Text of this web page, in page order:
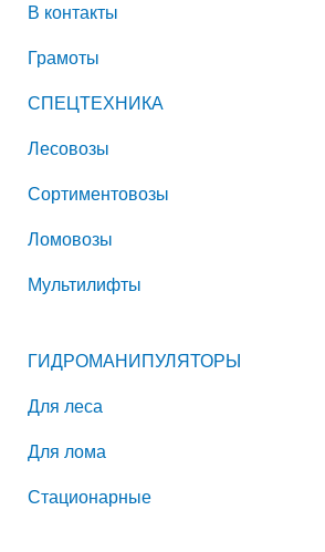
В контакты
Грамоты
СПЕЦТЕХНИКА
Лесовозы
Сортиментовозы
Ломовозы
Мультилифты
ГИДРОМАНИПУЛЯТОРЫ
Для леса
Для лома
Стационарные